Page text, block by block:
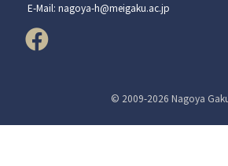
E-Mail: nagoya-h@meigaku.ac.jp
© 2009-2026 Nagoya